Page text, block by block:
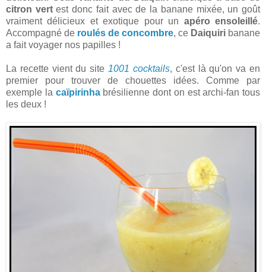
citron vertest donc fait avec de la banane mixée, un goût
vraiment délicieux et exotique pour un apéro ensoleillé.
Accompagné de roulés de concombre, ce Daiquiri banane
a fait voyager nos papilles !
La recette vient du site 1001 cocktails, c'est là qu'on va en
premier pour trouver de chouettes idées. Comme par
exemple la caïpirinhabrésilienne dont on est archi-fan tous
les deux !